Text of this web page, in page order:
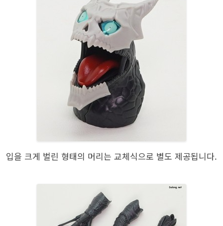
입을 크게 벌린 형태의 머리는 교체식으로 별도 제공됩니다.